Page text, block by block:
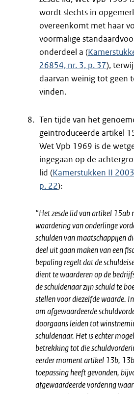
wordt slechts in
overeenkomt met haar
voormalige
onderdeel a (
26854, nr. 3, p. 37),
daarvan weinig tot geen
vinden.
Ten tijde van het
geïntroduceerde artikel
Wet Vpb 1969 is de
ingegaan op de
lid (Kamerstukken II
p. 22):
“Het zesde lid van artikel 15ab
waardering van onderlinge
schulden van maatschappijen
deel uit gaan maken van een
bepaling regelt dat de
dient te waarderen op de
de schuldenaar zijn schuld te
stellen voor diezelfde waarde.
om afgewaardeerde
doorgaans leiden tot
schuldenaar. Het is echter
betrekking tot die
eerder moment artikel 13b,
toepassing heeft gevonden,
afgewaardeerde vordering